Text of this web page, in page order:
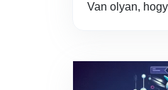
Van olyan,